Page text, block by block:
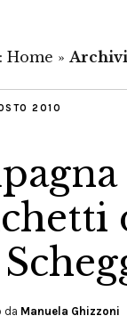
Home » Archivi
2010
da Manuela Ghizzoni